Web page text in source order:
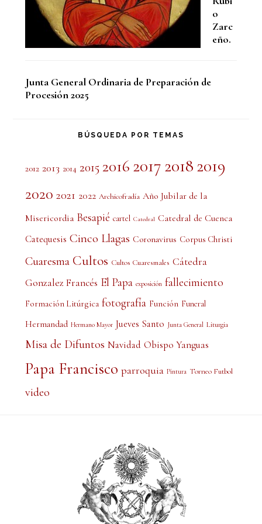
o
Zarc
eño.
Junta General Ordinaria de Preparación de
Procesión 2025
BÚSQUEDA POR TEMAS
2012 2013 2014 2015 2016 2017 2018 2019
2020 2021 2022 Archicofradía Año Jubilar de la
Misericordia Besapié cartel Catedral Catedral de Cuenca
Catequesis Cinco Llagas Coronavirus Corpus Christi
Cuaresma Cultos Cultos Cuaresmales Cátedra
Gonzalez Francés El Papa exposición fallecimiento
Formación Litúrgica fotografía Función Funeral
Hermandad Hermano Mayor Jueves Santo Junta General Liturgia
Misa de Difuntos Navidad Obispo Yanguas
Papa Francisco parroquia Pintura Torneo Futbol
video